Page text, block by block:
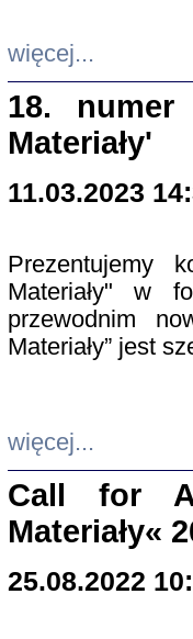
więcej...
18. numer
Materiały'
11.03.2023
Prezentujemy
Materiały" w
przewodnim
Materiały” jest
więcej...
Call for
Materiały«
25.08.2022